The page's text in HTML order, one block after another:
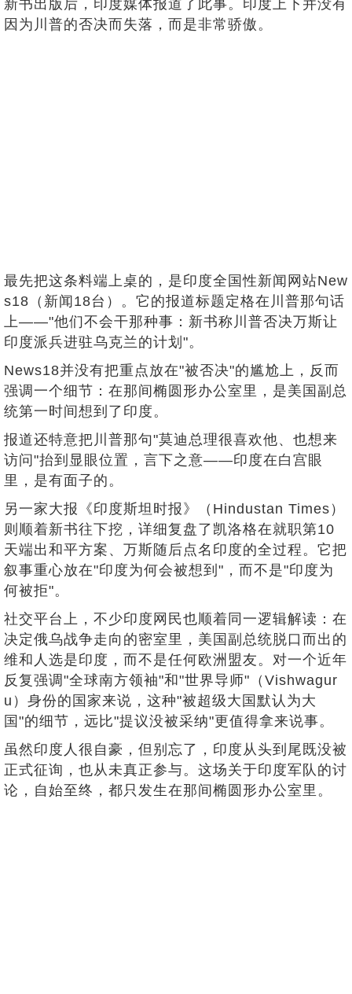
新书出版后，印度媒体报道了此事。印度上下并没有
因为川普的否决而失落，而是非常骄傲。
最先把这条料端上桌的，是印度全国性新闻网站New
s18（新闻18台）。它的报道标题定格在川普那句话
上——"他们不会干那种事：新书称川普否决万斯让
印度派兵进驻乌克兰的计划"。
News18并没有把重点放在"被否决"的尴尬上，反而
强调一个细节：在那间椭圆形办公室里，是美国副总
统第一时间想到了印度。
报道还特意把川普那句"莫迪总理很喜欢他、也想来
访问"抬到显眼位置，言下之意——印度在白宫眼
里，是有面子的。
另一家大报《印度斯坦时报》（Hindustan Times）
则顺着新书往下挖，详细复盘了凯洛格在就职第10
天端出和平方案、万斯随后点名印度的全过程。它把
叙事重心放在"印度为何会被想到"，而不是"印度为
何被拒"。
社交平台上，不少印度网民也顺着同一逻辑解读：在
决定俄乌战争走向的密室里，美国副总统脱口而出的
维和人选是印度，而不是任何欧洲盟友。对一个近年
反复强调"全球南方领袖"和"世界导师"（Vishwagur
u）身份的国家来说，这种"被超级大国默认为大
国"的细节，远比"提议没被采纳"更值得拿来说事。
虽然印度人很自豪，但别忘了，印度从头到尾既没被
正式征询，也从未真正参与。这场关于印度军队的讨
论，自始至终，都只发生在那间椭圆形办公室里。